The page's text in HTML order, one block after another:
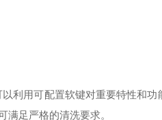
利用可配置软键对重要特性和功
足严格的清洗要求。